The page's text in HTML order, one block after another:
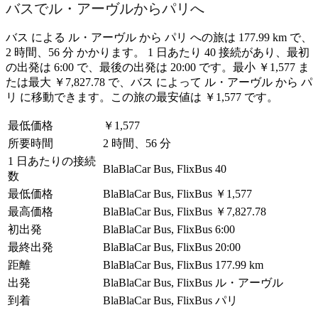
バスでル・アーヴルからパリへ
バス による ル・アーヴル から パリ への旅は 177.99 km で、
2 時間、56 分 かかります。 1 日あたり 40 接続があり、最初
の出発は 6:00 で、最後の出発は 20:00 です。最小 ￥1,577 ま
たは最大 ￥7,827.78 で、バス によって ル・アーヴル から パ
リ に移動できます。この旅の最安値は ￥1,577 です。
最低価格
￥1,577
所要時間
2 時間、56 分
1 日あたりの接続
数
BlaBlaCar Bus, FlixBus 40
最低価格 BlaBlaCar Bus, FlixBus ￥1,577
最高価格
BlaBlaCar Bus, FlixBus ￥7,827.78
初出発
BlaBlaCar Bus, FlixBus 6:00
最終出発
BlaBlaCar Bus, FlixBus 20:00
距離
BlaBlaCar Bus, FlixBus 177.99 km
出発
BlaBlaCar Bus, FlixBus ル・アーヴル
到着
BlaBlaCar Bus, FlixBus パリ